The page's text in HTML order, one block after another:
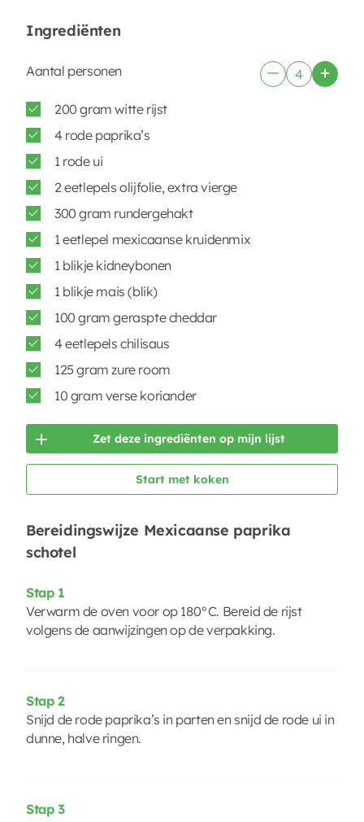
Ingrediënten
Aantal personen
200 gram witte rijst
4 rode paprika’s
1 rode ui
2 eetlepels olijfolie, extra vierge
300 gram rundergehakt
1 eetlepel mexicaanse kruidenmix
1 blikje kidneybonen
1 blikje mais (blik)
100 gram geraspte cheddar
4 eetlepels chilisaus
125 gram zure room
10 gram verse koriander
Zet deze ingrediënten op mijn lijst
Start met koken
Bereidingswijze Mexicaanse paprika
schotel
Stap 1
Verwarm de oven voor op 180°C. Bereid de rijst
volgens de aanwijzingen op de verpakking.
Stap 2
Snijd de rode paprika’s in parten en snijd de rode ui in
dunne, halve ringen.
Stap 3